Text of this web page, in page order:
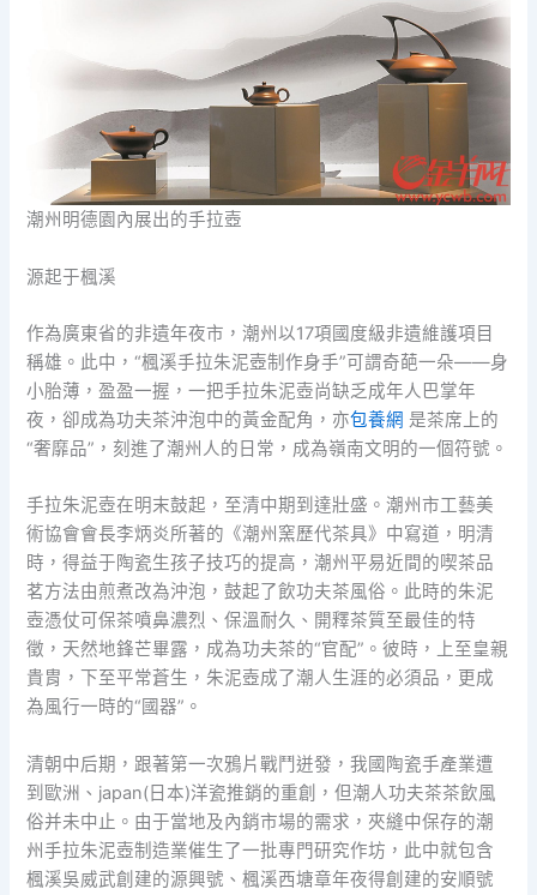
潮州明德園內展出的手拉壺
源起于楓溪
作為廣東省的非遺年夜市，潮州以17項國度級非遺維護項目
稱雄。此中，“楓溪手拉朱泥壺制作身手”可謂奇葩一朵——身
小胎薄，盈盈一握，一把手拉朱泥壺尚缺乏成年人巴掌年
夜，卻成為功夫茶沖泡中的黃金配角，亦包養網 是茶席上的
“奢靡品”，刻進了潮州人的日常，成為嶺南文明的一個符號。
手拉朱泥壺在明末鼓起，至清中期到達壯盛。潮州市工藝美
術協會會長李炳炎所著的《潮州窯歷代茶具》中寫道，明清
時，得益于陶瓷生孩子技巧的提高，潮州平易近間的喫茶品
茗方法由煎煮改為沖泡，鼓起了飲功夫茶風俗。此時的朱泥
壺憑仗可保茶噴鼻濃烈、保溫耐久、開釋茶質至最佳的特
徵，天然地鋒芒畢露，成為功夫茶的“官配”。彼時，上至皇親
貴胄，下至平常蒼生，朱泥壺成了潮人生涯的必須品，更成
為風行一時的“國器”。
清朝中后期，跟著第一次鴉片戰鬥迸發，我國陶瓷手產業遭
到歐洲、japan(日本)洋瓷推銷的重創，但潮人功夫茶茶飲風
俗并未中止。由于當地及內銷市場的需求，夾縫中保存的潮
州手拉朱泥壺制造業催生了一批專門研究作坊，此中就包含
楓溪吳威武創建的源興號、楓溪西塘章年夜得創建的安順號